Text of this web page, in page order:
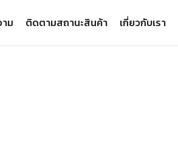
ม ติดตามสถานะสินค้า เกี่ยวกับเรา